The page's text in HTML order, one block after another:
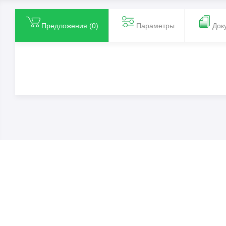
Предложения (0) Параметры